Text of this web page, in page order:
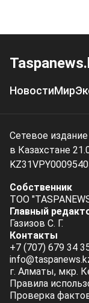
НовостиМир
Сетевое
в Казахстане
Собственник
ТОО
Главный
Газизов С. Г.
Контакты
+7 (707) 679 34
г. Алматы, мкр.
Правила
Проверка